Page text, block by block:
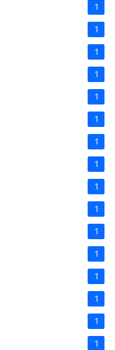
1
1
1
1
1
1
1
1
1
1
1
1
1
1
1
1